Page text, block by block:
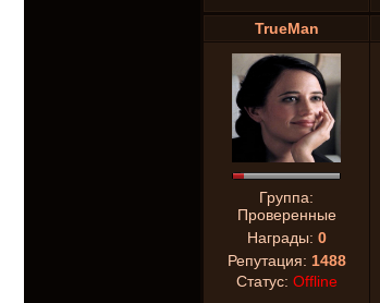
TrueMan
Группа:
Проверенные
Награды: 0
Репутация: 1488
Статус: Offline